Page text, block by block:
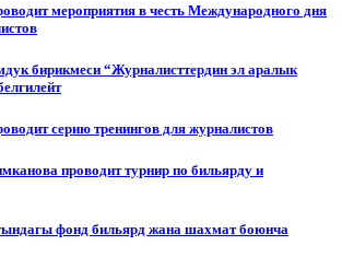
мероприятия в честь Международного дня
бирикмеси “Журналисттердин эл аралык
серию тренингов для журналистов
проводит турнир по бильярду и
фонд бильярд жана шахмат боюнча